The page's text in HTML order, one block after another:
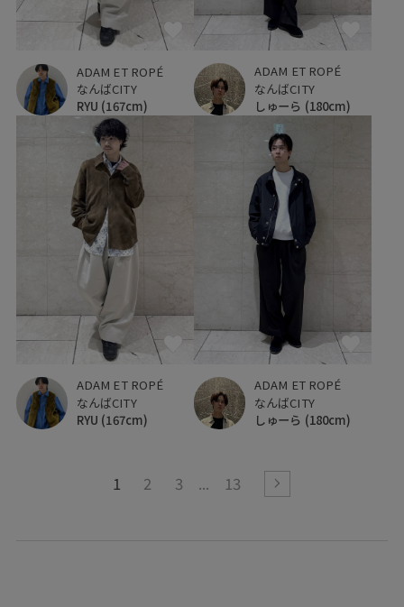
ADAM ET ROPÉ
なんばCITY
RYU (167cm)
ADAM ET ROPÉ
なんばCITY
しゅーら (180cm)
ADAM ET ROPÉ
なんばCITY
RYU (167cm)
ADAM ET ROPÉ
なんばCITY
しゅーら (180cm)
1 2 3 13